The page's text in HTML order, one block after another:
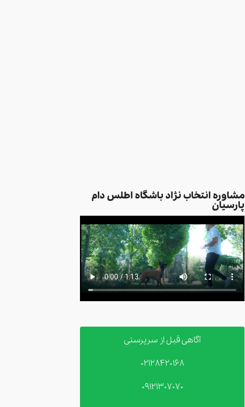
مشاوره انتخاب نژاد باشگاه اطلس دام
پارسیان
آگاهی قبل از سرپرستی
02128420168
09121307070